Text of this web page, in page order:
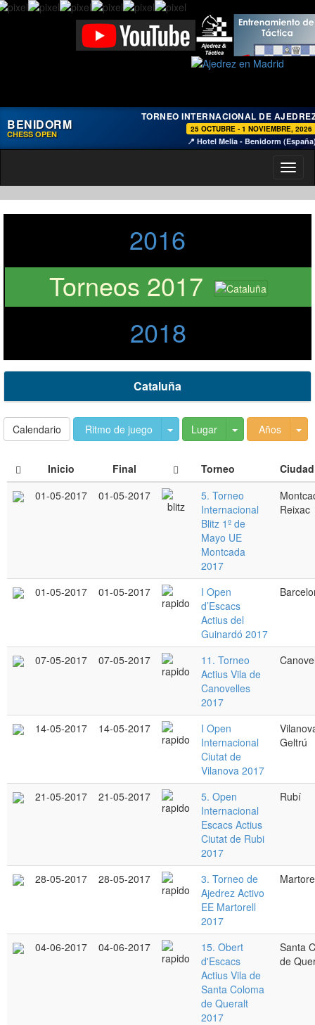
BENIDORM
CHESS OPEN
TORNEO INTERNACIONAL DE
25 OCTUBRE - 1 NOVIEMBRE, 2026
📍 Hotel Melia - Benidorm
2016
Torneos 2017
2018
Cataluña
Calendario Ritmo de juego Toggle Dropdown
Lugar Toggle Dropdown
Años
Inicio Final Torneo
Ciudad
01-05-2017
01-05-2017
5. Torneo
Internacional
Blitz 1º de
Mayo UE
Montcada
2017
Reixac
01-05-2017 01-05-2017
I Open
d’Escacs
Actius del
Guinardó 2017
07-05-2017 07-05-2017
11. Torneo
Actius Vila de
Canovelles
2017
14-05-2017 14-05-2017
I Open
Internacional
Ciutat de
Vilanova 2017
Geltrú
21-05-2017 21-05-2017
5. Open
Internacional
Escacs Actius
Ciutat de Rubi
2017
Rubí
28-05-2017 28-05-2017
3. Torneo de
Ajedrez Activo
EE Martorell
2017
04-06-2017 04-06-2017
15. Obert
d'Escacs
Actius Vila de
Santa Coloma
de Queralt
2017
Santa
de